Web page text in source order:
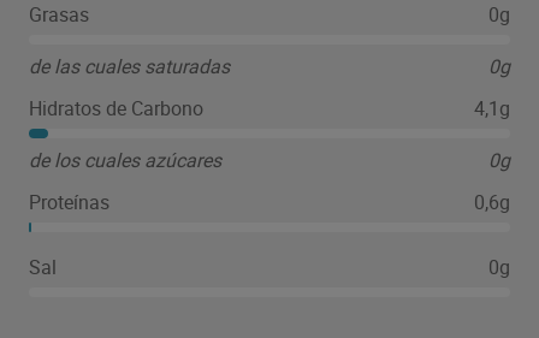
Grasas
0g
de las cuales saturadas
0g
Hidratos de Carbono
4,1g
de los cuales azúcares
0g
Proteínas
0,6g
Sal 0g